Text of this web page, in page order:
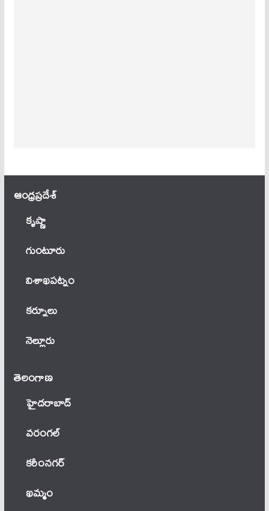
ఆంధ్ర‌ప్ర‌దేశ్
కృష్ణా
గుంటూరు
విశాఖపట్నం
కర్నూలు
నెల్లూరు
తెలంగాణ‌
హైదరాబాద్
వ‌రంగ‌ల్
కరీంనగర్
ఖ‌మ్మం